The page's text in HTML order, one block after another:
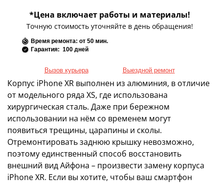
*Цена включает работы и материалы!
Точную стоимость уточняйте в день обращения!
Время ремонта: от 50 мин.
Гарантия: 100 дней
Вызов курьера Выездной ремонт
Корпус iPhone XR выполнен из алюминия, в отличие
от модельного ряда XS, где использована
хирургическая сталь. Даже при бережном
использовании на нём со временем могут
появиться трещины, царапины и сколы.
Отремонтировать заднюю крышку невозможно,
поэтому единственный способ восстановить
внешний вид Айфона – произвести замену корпуса
iPhone XR. Если вы хотите, чтобы ваш смартфон